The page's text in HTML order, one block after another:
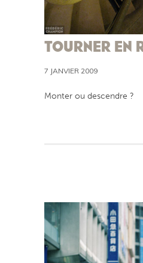
TOURNER EN
7 JANVIER 2009
Monter ou descendre ?